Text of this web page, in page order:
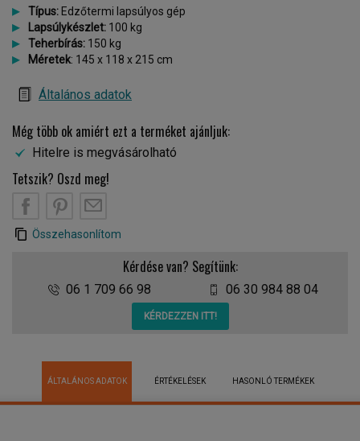
Típus: Edzőtermi lapsúlyos gép
Lapsúlykészlet: 100 kg
Teherbírás: 150 kg
Méretek: 145 x 118 x 215 cm
Általános adatok
Még több ok amiért ezt a terméket ajánljuk:
Hitelre is megvásárolható
Tetszik? Oszd meg!
Összehasonlítom
Kérdése van? Segítünk:
06 1 709 66 98 06 30 984 88 04
KÉRDEZZEN ITT!
ÁLTALÁNOS ADATOK ÉRTÉKELÉSEK HASONLÓ TERMÉKEK